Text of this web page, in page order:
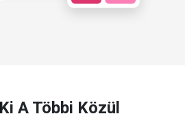
A Többi Közül